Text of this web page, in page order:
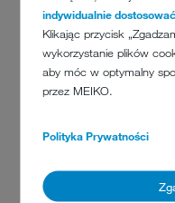
indywidualnie
Klikając przycisk
wykorzystanie plików
aby móc w optymalny
przez MEIKO.
Polityka Prywatności
kosztów i innowacyjność.
1 miejsce: